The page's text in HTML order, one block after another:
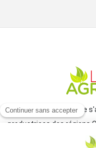
Le journal L'Éveil agricole
productrices des régions
par année par le Groupe